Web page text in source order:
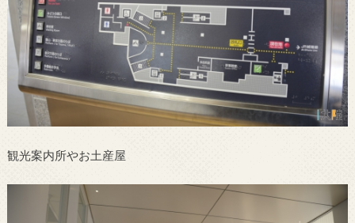
観光案内所やお土産屋